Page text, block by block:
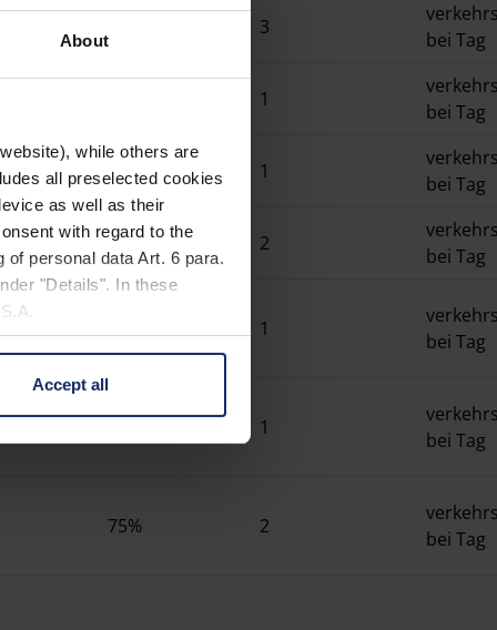
About
while others are
all preselected cookies
as well as their
with regard to the
personal data Art. 6 para.
"Details". In these
your mind by clicking
Privacy Policy and in the
Accept all
3
bei Tag
1
bei Tag
50% 1
bei Tag
75% 2
bei Tag
1
bei Tag
1
bei Tag
75% 2
bei Tag